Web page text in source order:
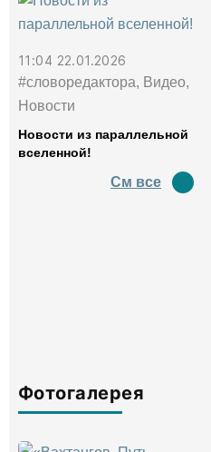
11:04 22.01.2026
#словоредактора, Видео,
Новости
Новости из параллельной
вселенной!
См все
Фотогалерея